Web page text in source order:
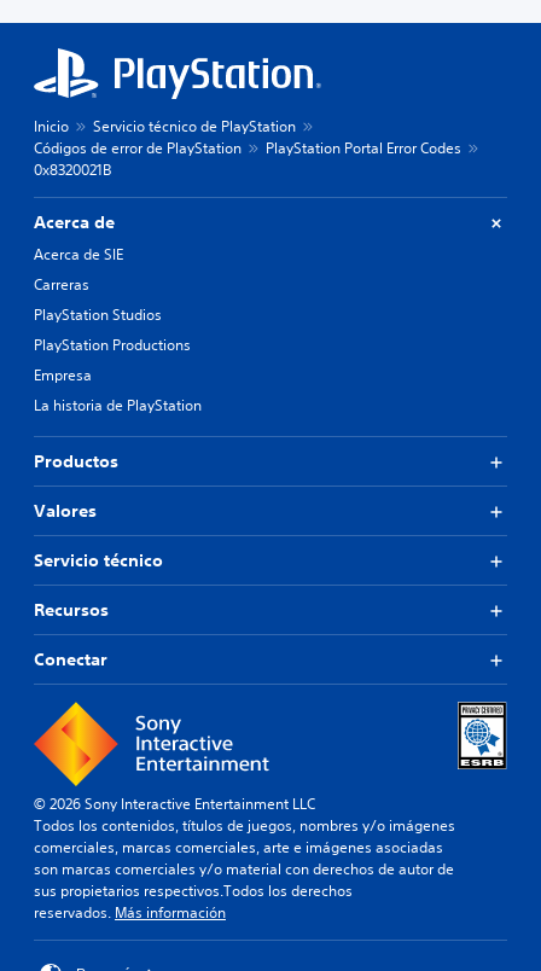
Inicio
Servicio técnico de PlayStation
Códigos de error de PlayStation
PlayStation Portal Error Codes
0x8320021B
Acerca de
Acerca de SIE
Carreras
PlayStation Studios
PlayStation Productions
Empresa
La historia de PlayStation
Productos
Valores
Servicio técnico
Recursos
Conectar
© 2026 Sony Interactive Entertainment LLC
Todos los contenidos, títulos de juegos, nombres y/o imágenes
comerciales, marcas comerciales, arte e imágenes asociadas
son marcas comerciales y/o material con derechos de autor de
sus propietarios respectivos.Todos los derechos
reservados. Más información